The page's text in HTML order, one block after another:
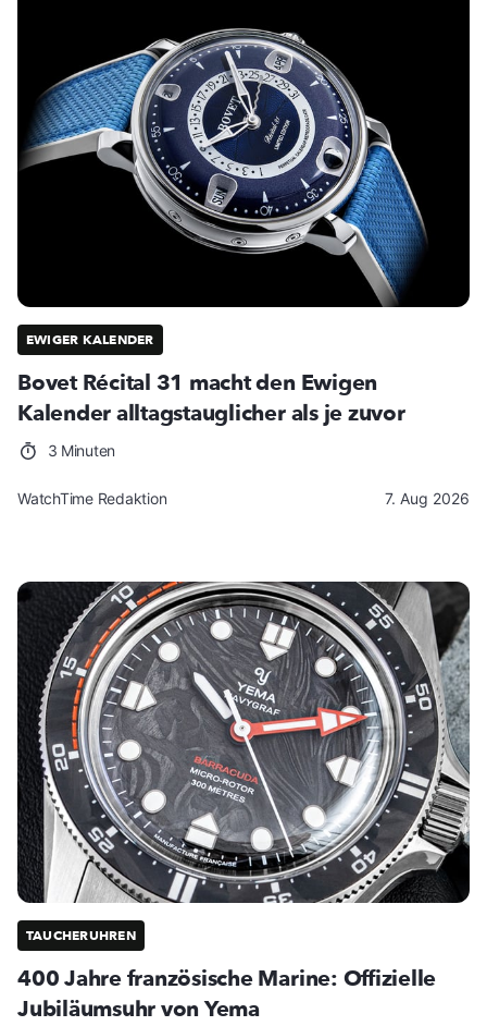
EWIGER KALENDER
Bovet Récital 31 macht den Ewigen
Kalender alltagstauglicher als je zuvor
3 Minuten
WatchTime Redaktion 7. Aug 2026
TAUCHERUHREN
400 Jahre französische Marine: Offizielle
Jubiläumsuhr von Yema